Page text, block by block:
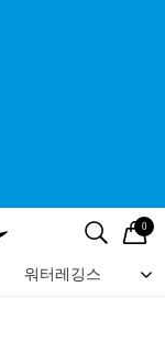
검색
0
워터레깅스 비
메뉴